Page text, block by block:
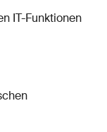
IT-Funktionen